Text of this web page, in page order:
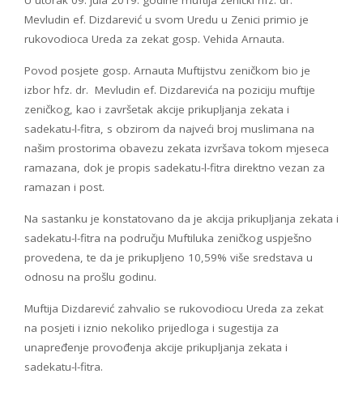
Mevludin ef. Dizdarević u svom Uredu u Zenici primio je
rukovodioca Ureda za zekat gosp. Vehida Arnauta.
Povod posjete gosp. Arnauta Muftijstvu zeničkom bio je
izbor hfz. dr. Mevludin ef. Dizdarevića na poziciju muftije
zeničkog, kao i završetak akcije prikupljanja zekata i
sadekatu-l-fitra, s obzirom da najveći broj muslimana na
našim prostorima obavezu zekata izvršava tokom mjeseca
ramazana, dok je propis sadekatu-l-fitra direktno vezan za
ramazan i post.
Na sastanku je konstatovano da je akcija prikupljanja zekata i
sadekatu-l-fitra na području Muftiluka zeničkog uspješno
provedena, te da je prikupljeno 10,59% više sredstava u
odnosu na prošlu godinu.
Muftija Dizdarević zahvalio se rukovodiocu Ureda za zekat
na posjeti i iznio nekoliko prijedloga i sugestija za
unapređenje provođenja akcije prikupljanja zekata i
sadekatu-l-fitra.